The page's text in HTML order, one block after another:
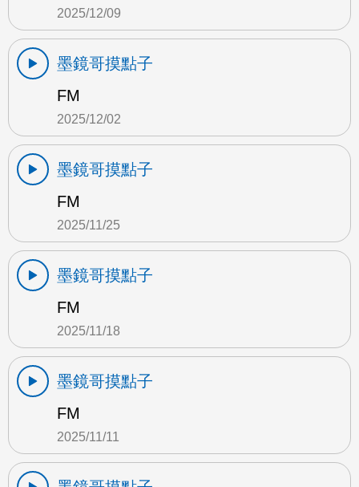
2025/12/09
墨鏡哥摸點子
FM
2025/12/02
墨鏡哥摸點子
FM
2025/11/25
墨鏡哥摸點子
FM
2025/11/18
墨鏡哥摸點子
FM
2025/11/11